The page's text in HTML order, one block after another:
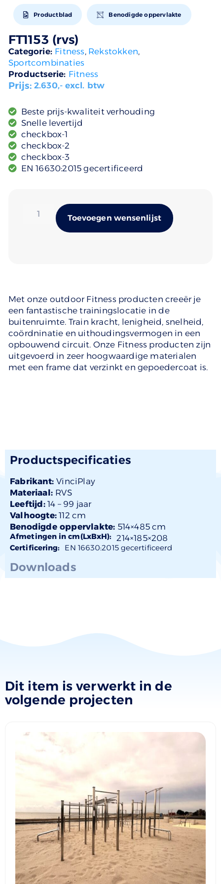
Productblad Benodigde oppervlakte
FT1153 (rvs)
Categorie: Fitness, Rekstokken,
Sportcombinaties
Productserie: Fitness
Prijs:2.630,- excl. btw
Beste prijs-kwaliteit verhouding
Snelle levertijd
checkbox-1
checkbox-2
checkbox-3
EN 16630:2015 gecertificeerd
Toevoegen wensenlijst
Met onze outdoor Fitness producten creeër je
een fantastische trainingslocatie in de
buitenruimte. Train kracht, lenigheid, snelheid,
coördninatie en uithoudingsvermogen in een
opbouwend circuit. Onze Fitness producten zijn
uitgevoerd in zeer hoogwaardige materialen
met een frame dat verzinkt en gepoedercoat is.
Productspecificaties
Fabrikant:VinciPlay
Materiaal: RVS
Leeftijd:14 – 99 jaar
Valhoogte: 112 cm
Benodigde oppervlakte: 514×485 cm
Afmetingen in cm(LxBxH): 214×185×208
Certificering: EN 16630:2015 gecertificeerd
Downloads
Dit item is verwerkt in de
volgende projecten